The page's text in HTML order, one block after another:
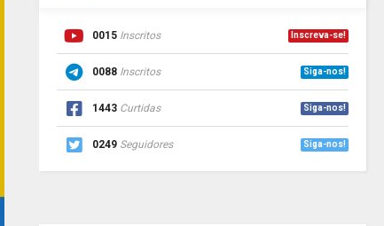
0015 Inscritos Inscreva-se!
0088 Inscritos Siga-nos!
1443 Curtidas Siga-nos!
0249 Seguidores Siga-nos!